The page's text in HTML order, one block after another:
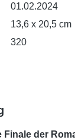
01.02.2024
13,6 x 20,5 cm
320
Finale der